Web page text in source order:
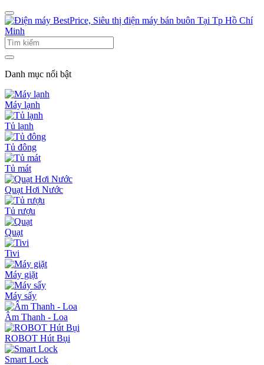
Danh mục nổi bật
Máy lạnh
Tủ lạnh
Tủ đông
Tủ mát
Quạt Hơi Nước
Tủ rượu
Quạt
Tivi
Máy giặt
Máy sấy
Âm Thanh - Loa
ROBOT Hút Bụi
Smart Lock